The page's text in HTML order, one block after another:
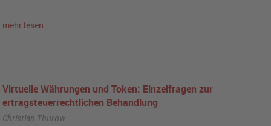
mehr lesen…
Virtuelle Währungen und Token: Einzelfragen zur
ertragsteuerrechtlichen Behandlung
Christian Thurow